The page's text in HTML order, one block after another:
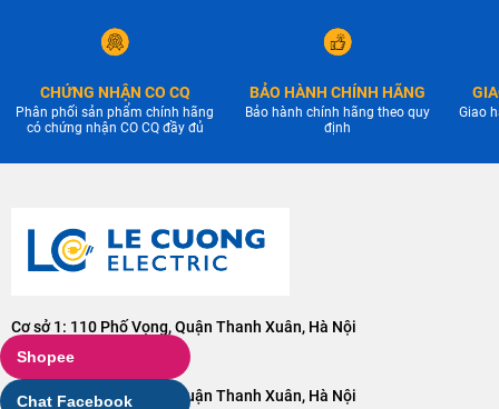
CHỨNG NHẬN CO CQ
Phân phối sản phẩm chính hãng
có chứng nhận CO CQ đầy đủ
BẢO HÀNH CHÍNH HÃNG
Bảo hành chính hãng theo quy
định
Giao
Cơ sở 1: 110 Phố Vọng, Quận Thanh Xuân, Hà Nội
Điện thoại:
Cơ sở 2: 106 Phố Vọng, Quận Thanh Xuân, Hà Nội
Shopee
Chat Facebook